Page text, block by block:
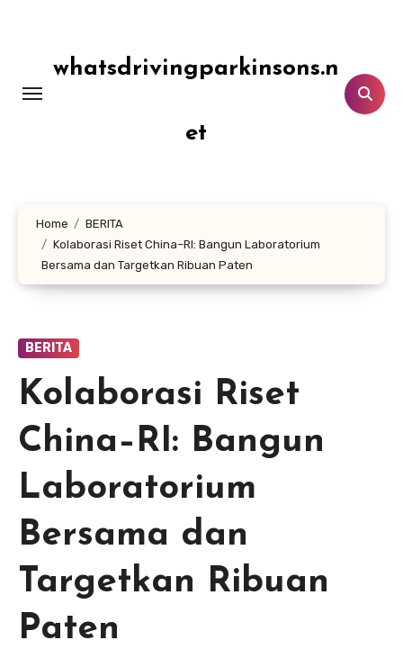
whatsdrivingparkinsons.n
et
Home
BERITA
Kolaborasi Riset China–RI: Bangun Laboratorium
Bersama dan Targetkan Ribuan Paten
BERITA
Kolaborasi Riset
China–RI: Bangun
Laboratorium
Bersama dan
Targetkan Ribuan
Paten